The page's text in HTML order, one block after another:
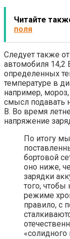
Читайте
поля
Следует также
автомобиля 14,2
определенных
температуре в
например,
смысл подавать
В. Во время
напряжение
По итогу
бортовой
оно ниже,
зарядки
того, чтобы
режиме
правило, с
«солидного